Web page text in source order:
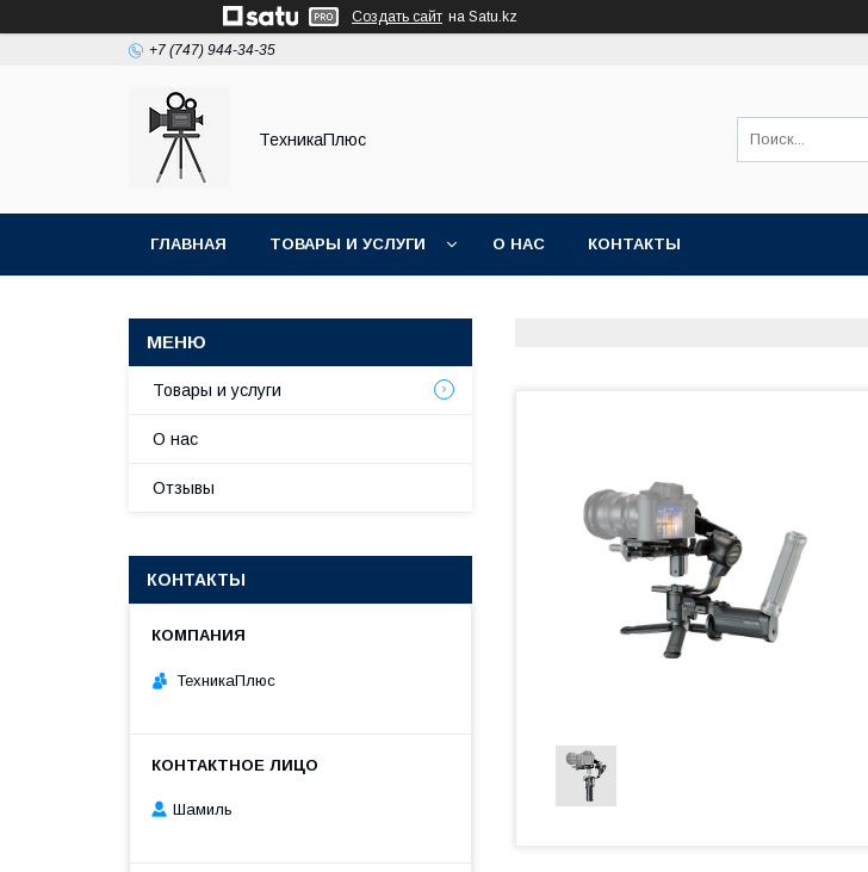
Создать сайт на Satu.kz
+7 (747) 944-34-35
ТехникаПлюс
ГЛАВНАЯ ТОВАРЫ И УСЛУГИ О НАС КОНТАКТЫ
Товары и услуги
О нас
Отзывы
КОНТАКТЫ
ТехникаПлюс
Шамиль